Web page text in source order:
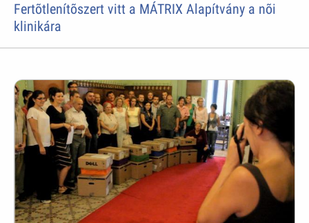
Fertõtlenítõszert vitt a MÁTRIX Alapítvány a nõi
klinikára